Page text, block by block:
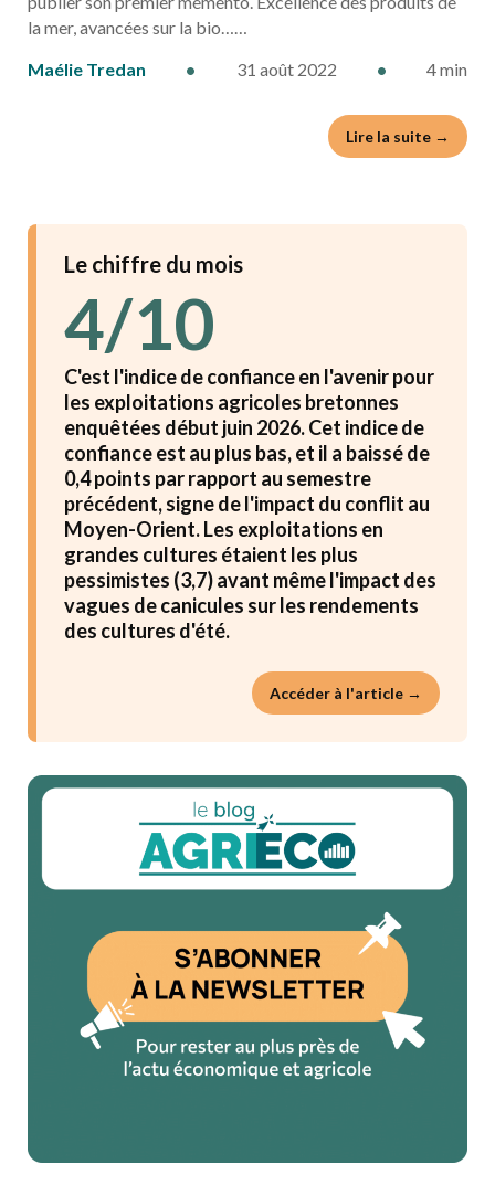
la mer, avancées sur la bio……
Maélie Tredan
• 31 août 2022 • 4 min
Lire la suite →
Le chiffre du mois
4/10
C'est l'indice de confiance en l'avenir pour
les exploitations agricoles bretonnes
enquêtées début juin 2026. Cet indice de
confiance est au plus bas, et il a baissé de
0,4 points par rapport au semestre
précédent, signe de l'impact du conflit au
Moyen-Orient. Les exploitations en
grandes cultures étaient les plus
pessimistes (3,7) avant même l'impact des
vagues de canicules sur les rendements
des cultures d'été.
Accéder à l'article →